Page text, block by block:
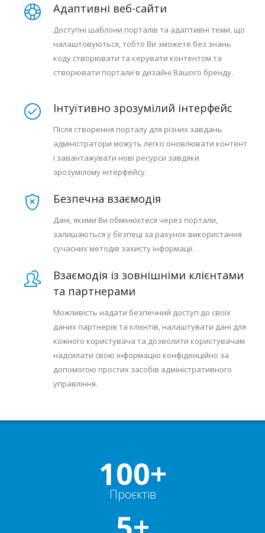
Адаптивні веб-сайти
Доступні шаблони порталів та адаптивні теми, що
налаштовуються, тобто Ви зможете без знань
коду створювати та керувати контентом та
створювати портали в дизайні Вашого бренду.
Інтуїтивно зрозумілий інтерфейс
Після створення порталу для різних завдань
адміністратори можуть легко оновлювати контент
і завантажувати нові ресурси завдяки
зрозумілому інтерфейсу.
Безпечна взаємодія
Дані, якими Ви обмінюєтеся через портали,
залишаються у безпеці за рахунок використання
сучасних методів захисту інформації.
Взаємодія із зовнішніми клієнтами
та партнерами
Можливість надати безпечний доступ до своїх
даних партнерів та клієнтів, налаштувати дані для
кожного користувача та дозволити користувачам
надсилати свою інформацію конфіденційно за
допомогою простих засобів адміністративного
управління.
100+
Проєктів